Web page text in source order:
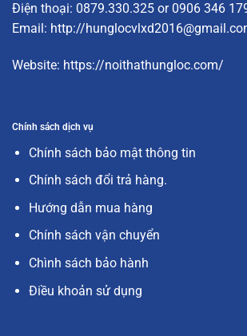
Điện thoại: 0879.330.325 or 0906 346
Email: http://
Website: https://noithathungloc.com/
Chính sách dịch vụ
Chính sách bảo mật thông tin
Chính sách đổi trả hàng.
Hướng dẫn mua hàng
Chính sách vận chuyển
Chình sách bảo hành
Điều khoản sử dụng